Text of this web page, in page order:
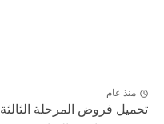
منذ عام
تحميل فروض المرحلة الثالثة